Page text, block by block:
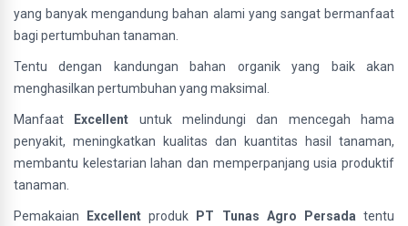
yang banyak mengandung bahan alami yang sangat bermanfaat
bagi pertumbuhan tanaman.
Tentu dengan kandungan bahan organik yang baik akan
menghasilkan pertumbuhan yang maksimal.
Manfaat Excellent untuk melindungi dan mencegah hama
penyakit, meningkatkan kualitas dan kuantitas hasil tanaman,
membantu kelestarian lahan dan memperpanjang usia produktif
tanaman.
Pemakaian Excellent produk PT Tunas Agro Persada tentu